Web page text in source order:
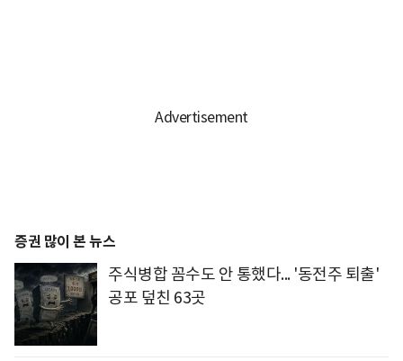
증권 많이 본 뉴스
주식병합 꼼수도 안 통했다... '동전주 퇴출'
공포 덮친 63곳